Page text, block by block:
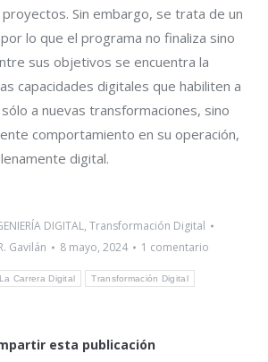
Sin embargo, se trata de un
lo que el programa no finaliza sino
sus objetivos se encuentra la
capacidades digitales que habiliten a
a nuevas transformaciones, sino
comportamiento en su operación,
digital.
DIGITAL, Transformación Digital
Gavilán 8 mayo, 2024
1 comentario
La Carrera Digital Transformación Digital
esta publicación